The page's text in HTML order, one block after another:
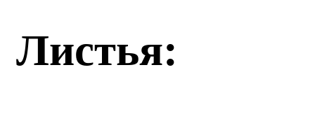
Листья: